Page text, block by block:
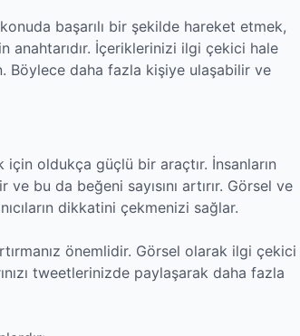
başarılı bir şekilde hareket etmek,
anahtarıdır. İçeriklerinizi ilgi çekici hale
Böylece daha fazla kişiye ulaşabilir ve
için oldukça güçlü bir araçtır. İnsanların
bu da beğeni sayısını artırır. Görsel ve
dikkatini çekmenizi sağlar.
önemlidir. Görsel olarak ilgi çekici
tweetlerinizde paylaşarak daha fazla